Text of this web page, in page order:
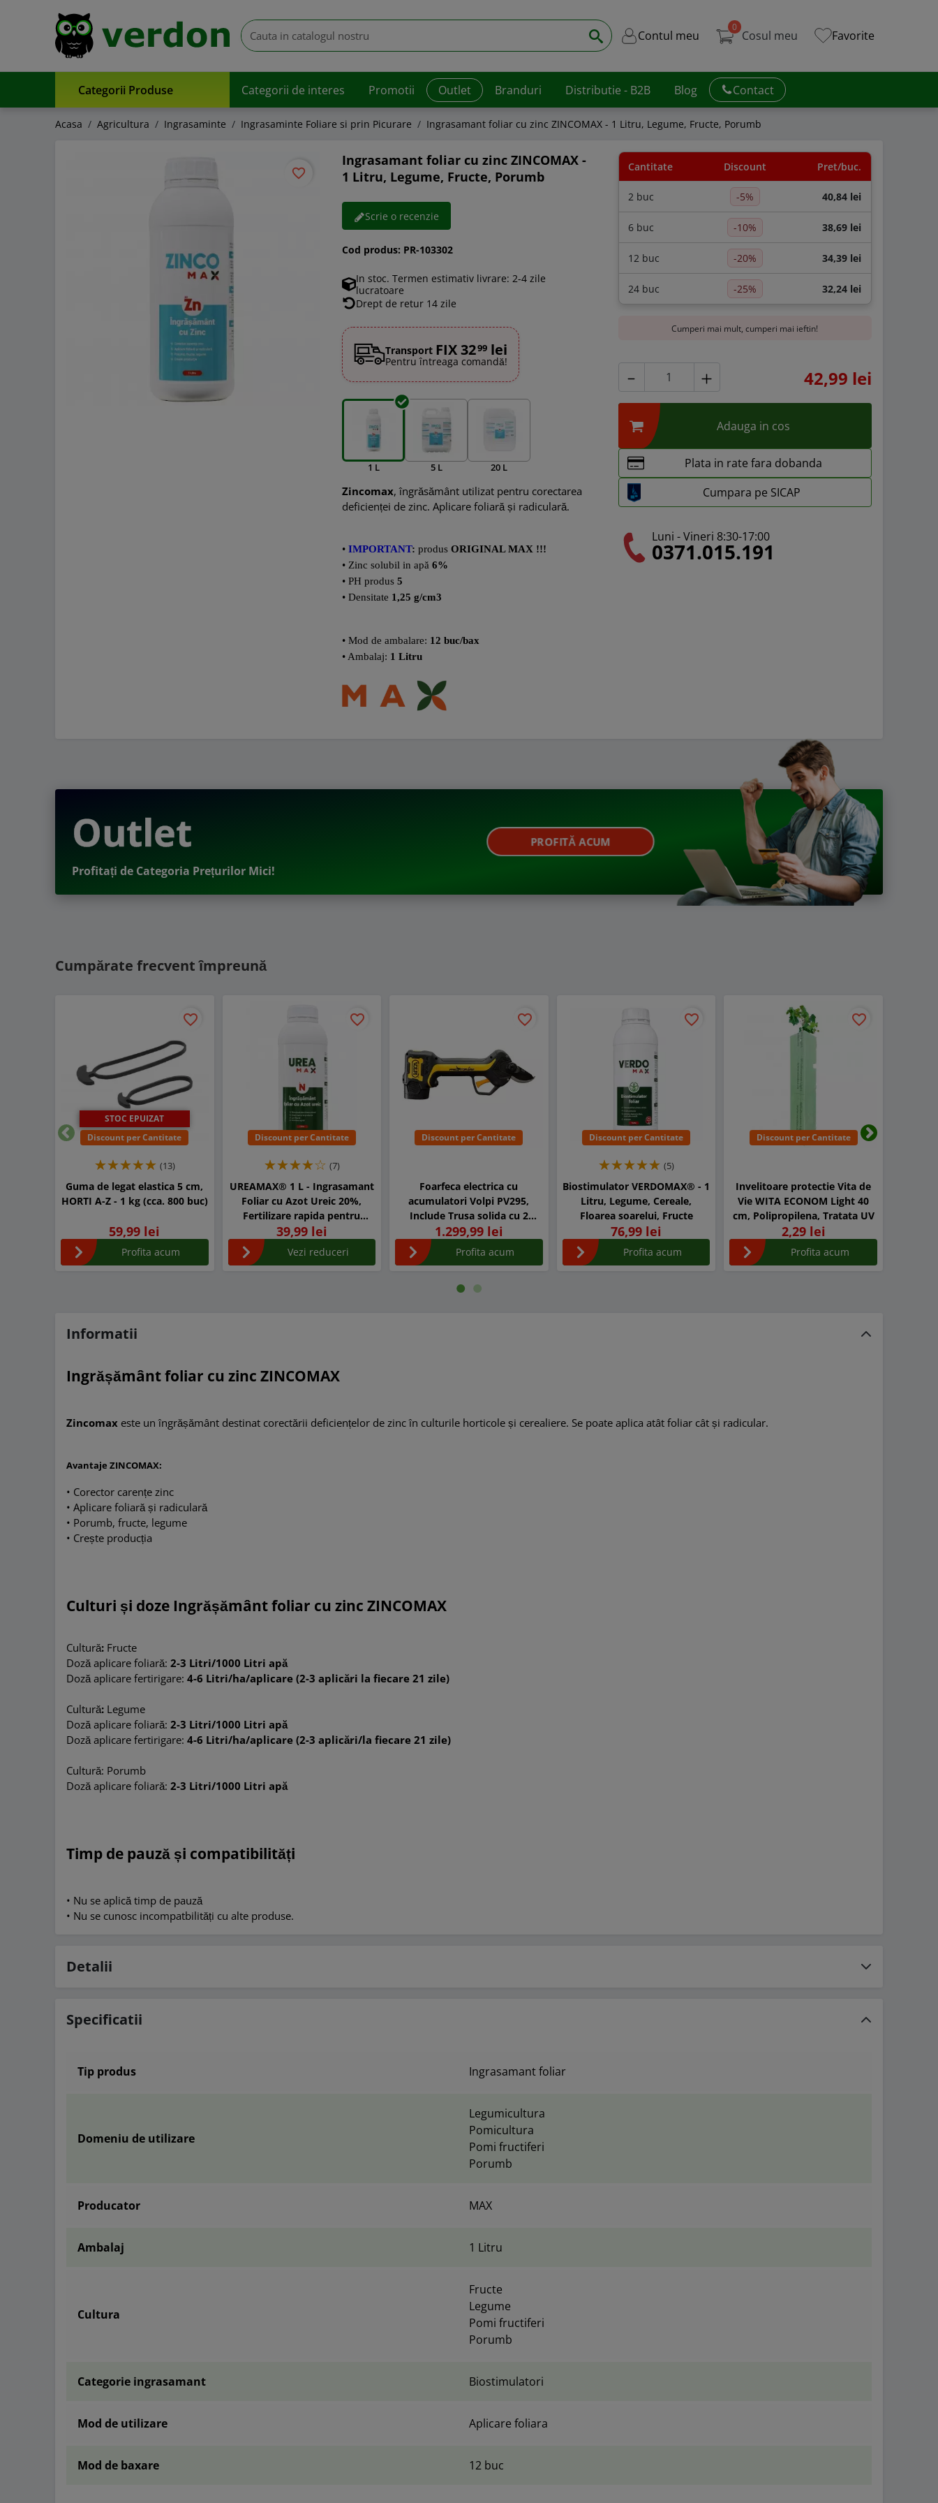
Contul meu
0
Cosul meu Favorite
Categorii Produse Categorii de interes Promotii Outlet Branduri Distributie - B2B Blog Contact
Acasa Agricultura Ingrasaminte Ingrasaminte Foliare si prin Picurare Ingrasamant foliar cu zinc ZINCOMAX - 1 Litru, Legume, Fructe, Porumb
favorite_border
Ingrasamant foliar cu zinc ZINCOMAX -
1 Litru, Legume, Fructe, Porumb
Scrie o recenzie
Cod produs: PR-103302
In stoc. Termen estimativ livrare: 2-4 zile
lucratoare
Drept de retur 14 zile
Transport FIX 3299lei
Pentru întreaga comandă!
1 L 5 L 20 L
Zincomax, îngrăsământ utilizat pentru corectarea
deficienței de zinc. Aplicare foliară și radiculară.
• IMPORTANT: produsORIGINAL MAX !!!
• Zinc solubil in apă6%
• PH produs5
• Densitate 1,25 g/cm3
• Mod de ambalare: 12 buc/bax
• Ambalaj: 1 Litru
Cantitate Discount Pret/buc.
2 buc -5% 40,84 lei
6 buc -10% 38,69 lei
12 buc -20% 34,39 lei
24 buc -25% 32,24 lei
Cumperi mai mult, cumperi mai ieftin!
42,99 lei
Adauga in cos
Plata in rate fara dobanda
Cumpara pe SICAP
Luni - Vineri 8:30-17:00
0371.015.191
Outlet
Profitați de Categoria Prețurilor Mici!
PROFITĂ ACUM
Cumpărate frecvent împreună
STOC EPUIZAT
Discount per Cantitate
favorite_border
(13)
Guma de legat elastica 5 cm,
HORTI A-Z - 1 kg (cca. 800 buc)
59,99 lei
Profita acum
Discount per Cantitate
favorite_border
(7)
UREAMAX® 1 L - Ingrasamant
Foliar cu Azot Ureic 20%,
Fertilizare rapida pentru
Legume, Porumb, Cereale,
Pomi si Vita de Vie
39,99 lei
Vezi reduceri
Discount per Cantitate
favorite_border
Foarfeca electrica cu
acumulatori Volpi PV295,
Include Trusa solida cu 2
acumulatori si incarcator
1.299,99 lei
Profita acum
Discount per Cantitate
favorite_border
(5)
Biostimulator VERDOMAX® - 1
Litru, Legume, Cereale,
Floarea soarelui, Fructe
76,99 lei
Profita acum
Discount per Cantitate
favorite_border
Invelitoare protectie Vita de
Vie WITA ECONOM Light 40
cm, Polipropilena, Tratata UV
2,29 lei
Profita acum
Inapoi
Informatii
Ingrășământ foliar cu zinc ZINCOMAX
Zincomax este un îngrășământ destinat corectării deficiențelor de zinc în culturile horticole și cerealiere. Se poate aplica atât foliar cât și radicular.
Avantaje ZINCOMAX:
• Corector carențe zinc
•Aplicare foliară și radiculară
• Porumb, fructe, legume
• Crește producția
Culturi și doze Ingrășământfoliar cu zinc ZINCOMAX
Cultură: Fructe
Doză aplicare foliară: 2-3 Litri/1000 Litri apă
Doză aplicare fertirigare: 4-6 Litri/ha/aplicare (2-3 aplicări la fiecare 21 zile)
Cultură: Legume
Doză aplicare foliară: 2-3 Litri/1000 Litri apă
Doză aplicare fertirigare: 4-6 Litri/ha/aplicare (2-3 aplicări/la fiecare 21 zile)
Cultură: Porumb
Doză aplicare foliară: 2-3 Litri/1000 Litri apă
Timp de pauză și compatibilități
• Nu se aplică timp de pauză
• Nu se cunosc incompatbilități cu alte produse.
Detalii
Specificatii
Tip produs Ingrasamant foliar
Domeniu de utilizare
Legumicultura
Pomicultura
Pomi fructiferi
Porumb
Producator MAX
Ambalaj 1 Litru
Cultura
Fructe
Legume
Pomi fructiferi
Porumb
Categorie ingrasamant Biostimulatori
Mod de utilizare Aplicare foliara
Mod de baxare 12 buc